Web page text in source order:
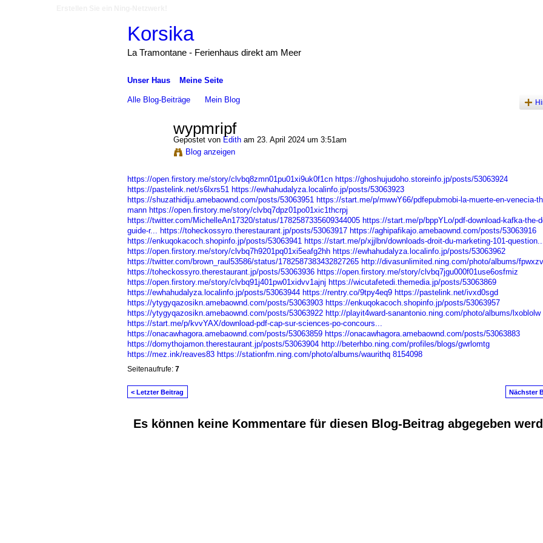
Korsika
La Tramontane - Ferienhaus direkt am Meer
Unser Haus Meine Seite
Alle Blog-Beiträge Mein Blog
wypmripf
Gepostet von Editham 23. April 2024 um 3:51am
Blog anzeigen
https://open.firstory.me/story/clvbq8zmn01pu01xi9uk0f1cn https://ghoshujudoho.storeinfo.jp/posts/53063924
https://pastelink.net/s6lxrs51 https://ewhahudalyza.localinfo.jp/posts/53063923
https://shuzathidiju.amebaownd.com/posts/53063951 https://start.me/p/mwwY66/pdfepubmobi-la-muerte-en-venecia-
mann https://open.firstory.me/story/clvbq7dpz01po01xic1thcrpj
https://twitter.com/MichelleAn17320/status/1782587335609344005 https://start.me/p/bppYLo/pdf-download-kafka-the-
guide-r... https://toheckossyro.therestaurant.jp/posts/53063917 https://aghipafikajo.amebaownd.com/posts/53063916
https://enkuqokacoch.shopinfo.jp/posts/53063941 https://start.me/p/xjjlbn/downloads-droit-du-marketing-101-
https://open.firstory.me/story/clvbq7h9201pq01xi5eafg2hh https://ewhahudalyza.localinfo.jp/posts/53063962
https://twitter.com/brown_raul53586/status/1782587383432827265 http://divasunlimited.ning.com/photo/albums/
https://toheckossyro.therestaurant.jp/posts/53063936 https://open.firstory.me/story/clvbq7jgu000f01use6osfmiz
https://open.firstory.me/story/clvbq91j401pw01xidvv1ajnj https://wicutafetedi.themedia.jp/posts/53063869
https://ewhahudalyza.localinfo.jp/posts/53063944 https://rentry.co/9tpy4eq9 https://pastelink.net/ivxd0sgd
https://ytygyqazosikn.amebaownd.com/posts/53063903 https://enkuqokacoch.shopinfo.jp/posts/53063957
https://ytygyqazosikn.amebaownd.com/posts/53063922 http://playit4ward-sanantonio.ning.com/photo/albums/lxoblolw
https://start.me/p/kvvYAX/download-pdf-cap-sur-sciences-po-concours...
https://onacawhagora.amebaownd.com/posts/53063859 https://onacawhagora.amebaownd.com/posts/53063883
https://domythojamon.therestaurant.jp/posts/53063904 http://beterhbo.ning.com/profiles/blogs/gwrlomtg
https://mez.ink/reaves83 https://stationfm.ning.com/photo/albums/waurithq 8154098
Seitenaufrufe: 7
< Letzter Beitrag Nächster
Es können keine Kommentare für diesen Blog-Beitrag abgegeben